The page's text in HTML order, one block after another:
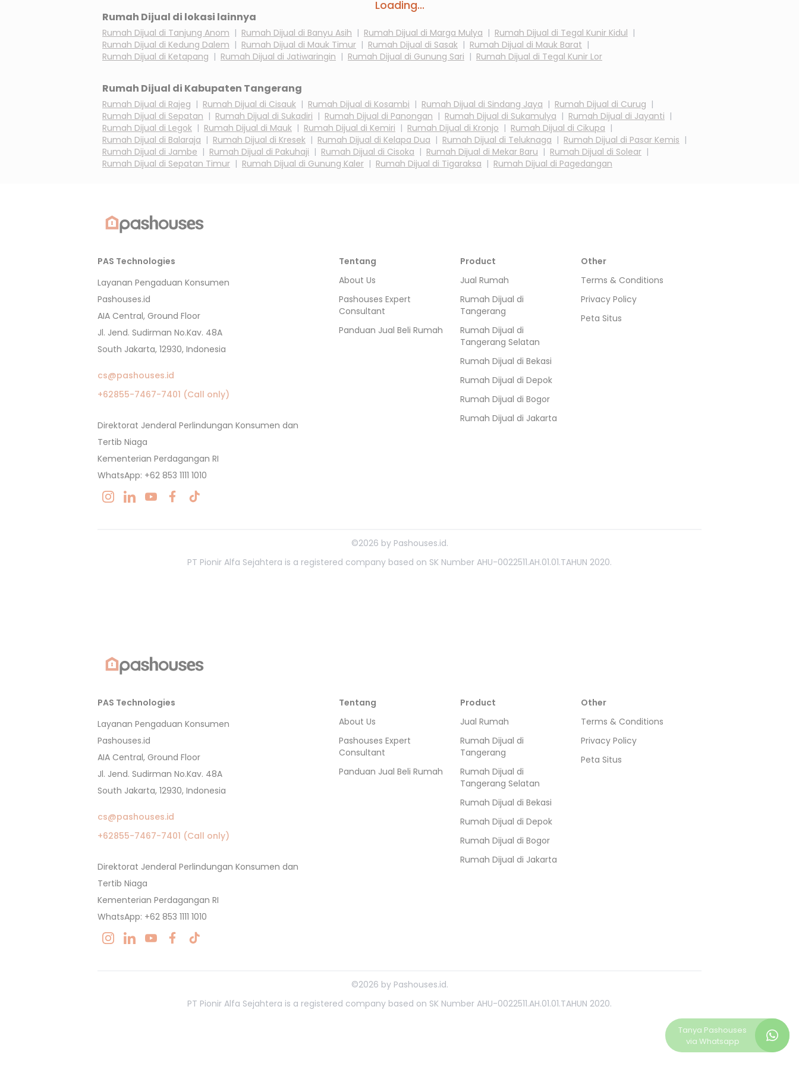
Loading...
Rumah Dijual di lokasi lainnya
Rumah Dijual di Tanjung Anom | Rumah Dijual di Banyu Asih | Rumah Dijual di Marga Mulya | Rumah Dijual di Tegal Kunir Kidul |
Rumah Dijual di Kedung Dalem | Rumah Dijual di Mauk Timur | Rumah Dijual di Sasak | Rumah Dijual di Mauk Barat |
Rumah Dijual di Ketapang | Rumah Dijual di Jatiwaringin | Rumah Dijual di Gunung Sari | Rumah Dijual di Tegal Kunir Lor
Rumah Dijual di Kabupaten Tangerang
Rumah Dijual di Rajeg | Rumah Dijual di Cisauk | Rumah Dijual di Kosambi | Rumah Dijual di Sindang Jaya | Rumah Dijual di Curug |
Rumah Dijual di Sepatan | Rumah Dijual di Sukadiri | Rumah Dijual di Panongan | Rumah Dijual di Sukamulya | Rumah Dijual di Jayanti |
Rumah Dijual di Legok | Rumah Dijual di Mauk | Rumah Dijual di Kemiri | Rumah Dijual di Kronjo | Rumah Dijual di Cikupa |
Rumah Dijual di Balaraja | Rumah Dijual di Kresek | Rumah Dijual di Kelapa Dua | Rumah Dijual di Teluknaga | Rumah Dijual di Pasar Kemis |
Rumah Dijual di Jambe | Rumah Dijual di Pakuhaji | Rumah Dijual di Cisoka | Rumah Dijual di Mekar Baru | Rumah Dijual di Solear |
Rumah Dijual di Sepatan Timur | Rumah Dijual di Gunung Kaler | Rumah Dijual di Tigaraksa | Rumah Dijual di Pagedangan
PAS Technologies
Layanan Pengaduan Konsumen
Pashouses.id
AIA Central, Ground Floor
Jl. Jend. Sudirman No.Kav. 48A
South Jakarta, 12930, Indonesia
cs@pashouses.id
+62855-7467-7401 (Call only)
Direktorat Jenderal Perlindungan Konsumen dan
Tertib Niaga
Kementerian Perdagangan RI
WhatsApp: +62 853 1111 1010
Tentang
About Us
Pashouses Expert
Consultant
Panduan Jual Beli Rumah
Product
Jual Rumah
Rumah Dijual di
Tangerang
Rumah Dijual di
Tangerang Selatan
Rumah Dijual di Bekasi
Rumah Dijual di Depok
Rumah Dijual di Bogor
Rumah Dijual di Jakarta
Other
Terms & Conditions
Privacy Policy
Peta Situs
©2026 by Pashouses.id.
PT Pionir Alfa Sejahtera is a registered company based on SK Number AHU-0022511.AH.01.01.TAHUN 2020.
Tanya Pashouses
via Whatsapp
PAS Technologies
Layanan Pengaduan Konsumen
Pashouses.id
AIA Central, Ground Floor
Jl. Jend. Sudirman No.Kav. 48A
South Jakarta, 12930, Indonesia
cs@pashouses.id
+62855-7467-7401 (Call only)
Direktorat Jenderal Perlindungan Konsumen dan
Tertib Niaga
Kementerian Perdagangan RI
WhatsApp: +62 853 1111 1010
Tentang
About Us
Pashouses Expert
Consultant
Panduan Jual Beli Rumah
Product
Jual Rumah
Rumah Dijual di
Tangerang
Rumah Dijual di
Tangerang Selatan
Rumah Dijual di Bekasi
Rumah Dijual di Depok
Rumah Dijual di Bogor
Rumah Dijual di Jakarta
Other
Terms & Conditions
Privacy Policy
Peta Situs
©2026 by Pashouses.id.
PT Pionir Alfa Sejahtera is a registered company based on SK Number AHU-0022511.AH.01.01.TAHUN 2020.